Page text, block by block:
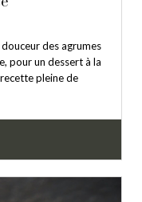
des agrumes
pour un dessert à la
pleine de